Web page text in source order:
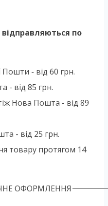
по
Пошти - від 60 грн.
- від 85 грн.
Нова Пошта - від 89
- від 25 грн.
товару протягом 14
ОФОРМЛЕННЯ